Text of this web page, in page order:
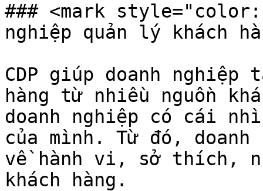
### <mark
nghiệp quản lý khách
CDP giúp doanh
hàng từ nhiều nguồn
doanh nghiệp có cái
của mình. Từ đó,
về hành vi, sở thích,
khách hàng.